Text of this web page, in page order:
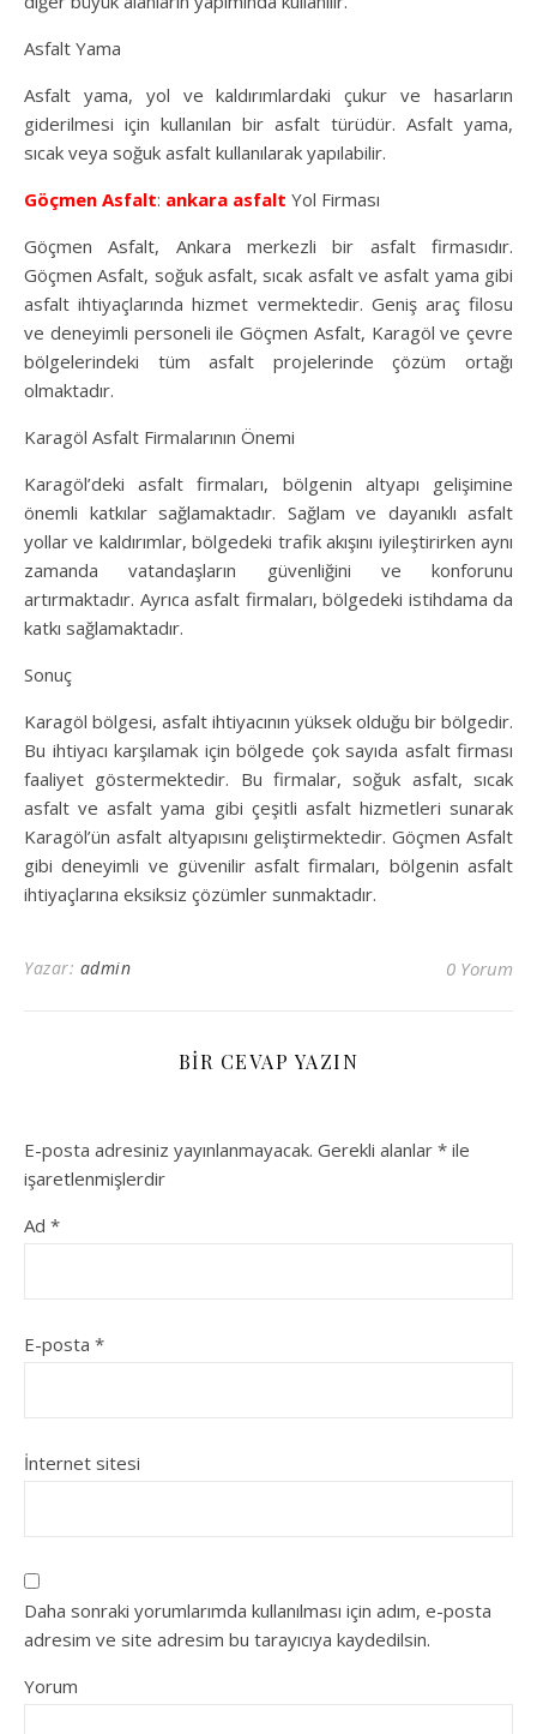
Asfalt Yama
Asfalt yama, yol ve kaldırımlardaki çukur ve hasarların
giderilmesi için kullanılan bir asfalt türüdür. Asfalt yama,
sıcak veya soğuk asfalt kullanılarak yapılabilir.
Göçmen Asfalt: ankara asfalt Yol Firması
Göçmen Asfalt, Ankara merkezli bir asfalt firmasıdır.
Göçmen Asfalt, soğuk asfalt, sıcak asfalt ve asfalt yama gibi
asfalt ihtiyaçlarında hizmet vermektedir. Geniş araç filosu
ve deneyimli personeli ile Göçmen Asfalt, Karagöl ve çevre
bölgelerindeki tüm asfalt projelerinde çözüm ortağı
olmaktadır.
Karagöl Asfalt Firmalarının Önemi
Karagöl’deki asfalt firmaları, bölgenin altyapı gelişimine
önemli katkılar sağlamaktadır. Sağlam ve dayanıklı asfalt
yollar ve kaldırımlar, bölgedeki trafik akışını iyileştirirken aynı
zamanda vatandaşların güvenliğini ve konforunu
artırmaktadır. Ayrıca asfalt firmaları, bölgedeki istihdama da
katkı sağlamaktadır.
Sonuç
Karagöl bölgesi, asfalt ihtiyacının yüksek olduğu bir bölgedir.
Bu ihtiyacı karşılamak için bölgede çok sayıda asfalt firması
faaliyet göstermektedir. Bu firmalar, soğuk asfalt, sıcak
asfalt ve asfalt yama gibi çeşitli asfalt hizmetleri sunarak
Karagöl’ün asfalt altyapısını geliştirmektedir. Göçmen Asfalt
gibi deneyimli ve güvenilir asfalt firmaları, bölgenin asfalt
ihtiyaçlarına eksiksiz çözümler sunmaktadır.
Yazar: admin 0 Yorum
BIR CEVAP YAZIN
E-posta adresiniz yayınlanmayacak. Gerekli alanlar * ile
işaretlenmişlerdir
Ad *
E-posta *
İnternet sitesi
Daha sonraki yorumlarımda kullanılması için adım, e-posta
adresim ve site adresim bu tarayıcıya kaydedilsin.
Yorum